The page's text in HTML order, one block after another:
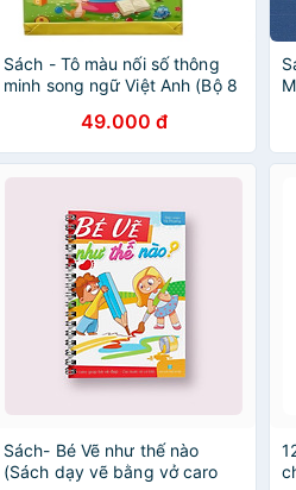
Sách - Tô màu nối số thông
minh song ngữ Việt Anh (Bộ 8
49.000 đ
Sách- Bé Vẽ như thế nào
(Sách dạy vẽ bằng vở caro